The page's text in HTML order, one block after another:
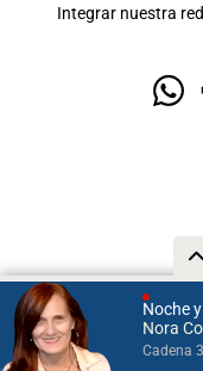
Noche
Nora
Cadena 3
Integrar nuestra red